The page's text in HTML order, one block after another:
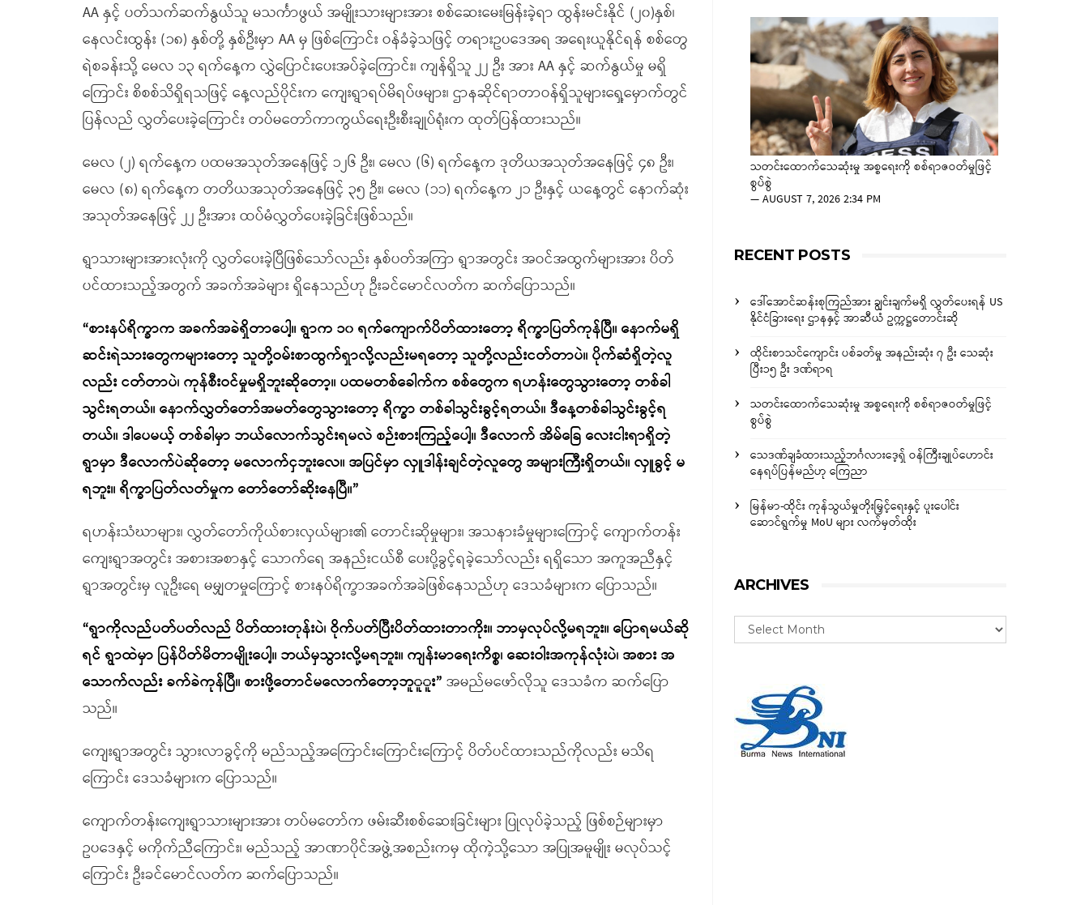
AA နှင့် ပတ်သက်ဆက်နွယ်သူ မသင်္ကာဖွယ် အမျိုးသားများအား စစ်ဆေးမေးမြန်းခဲ့ရာ ထွန်းမင်းနိုင် (၂၀)နှစ်၊
နေလင်းထွန်း (၁၈) နှစ်တို့ နှစ်ဦးမှာ AA မှ ဖြစ်ကြောင်း ဝန်ခံခဲ့သဖြင့် တရားဥပဒေအရ အရေးယူနိုင်ရန် စစ်တွေ
ရဲစခန်းသို့ မေလ ၁၃ ရက်နေ့က လွှဲပြောင်းပေးအပ်ခဲ့ကြောင်း၊ ကျန်ရှိသူ ၂၂ ဦး အား AA နှင့် ဆက်နွယ်မှု မရှိ
ကြောင်း စိစစ်သိရှိရသဖြင့် နေ့လည်ပိုင်းက ကျေးရွာရပ်မိရပ်ဖများ၊ ဌာနဆိုင်ရာတာဝန်ရှိသူများရှေ့မှောက်တွင်
ပြန်လည် လွှတ်ပေးခဲ့ကြောင်း တပ်မတော်ကာကွယ်ရေးဦးစီးချုပ်ရုံးက ထုတ်ပြန်ထားသည်။
မေလ (၂) ရက်နေ့က ပထမအသုတ်အနေဖြင့် ၁၂၆ ဦး၊ မေလ (၆) ရက်နေ့က ဒုတိယအသုတ်အနေဖြင့် ၄၈ ဦး၊
မေလ (၈) ရက်နေ့က တတိယအသုတ်အနေဖြင့် ၃၅ ဦး၊ မေလ (၁၁) ရက်နေ့က ၂၁ ဦးနှင့် ယနေ့တွင် နောက်ဆုံး
အသုတ်အနေဖြင့် ၂၂ ဦးအား ထပ်မံလွှတ်ပေးခဲ့ခြင်းဖြစ်သည်။
ရွာသားများအားလုံးကို လွှတ်ပေးခဲ့ပြီဖြစ်သော်လည်း နှစ်ပတ်အကြာ ရွာအတွင်း အဝင်အထွက်များအား ပိတ်
ပင်ထားသည့်အတွက် အခက်အခဲများ ရှိနေသည်ဟု ဦးခင်မောင်လတ်က ဆက်ပြောသည်။
“စားနပ်ရိက္ခာက အခက်အခဲရှိတာပေါ့။ ရွာက ၁၀ ရက်ကျောက်ပိတ်ထားတော့ ရိက္ခာပြတ်ကုန်ပြီ။ နောက်မရှိ
ဆင်းရဲသားတွေကများတော့ သူတို့ဝမ်းစာထွက်ရှာလို့လည်းမရတော့ သူတို့လည်းငတ်တာပဲ။ ပိုက်ဆံရှိတဲ့လူ
လည်း ငတ်တာပဲ၊ ကုန်စီးဝင်မှုမရှိဘူးဆိုတော့။ ပထမတစ်ခေါက်က စစ်တွေက ရဟန်းတွေသွားတော့ တစ်ခါ
သွင်းရတယ်။ နောက်လွှတ်တော်အမတ်တွေသွားတော့ ရိက္ခာ တစ်ခါသွင်းခွင့်ရတယ်။ ဒီနေ့တစ်ခါသွင်းခွင့်ရ
တယ်။ ဒါပေမယ့် တစ်ခါမှာ ဘယ်လောက်သွင်းရမလဲ စဉ်းစားကြည့်ပေါ့။ ဒီလောက် အိမ်ခြေ လေးငါးရာရှိတဲ့
ရွာမှာ ဒီလောက်ပဲဆိုတော့ မလောက်ငှဘူးလေ။ အပြင်မှာ လှူဒါန်းချင်တဲ့လူတွေ အများကြီးရှိတယ်။ လှူခွင့် မ
ရဘူး။ ရိက္ခာပြတ်လတ်မှုက တော်တော်ဆိုးနေပြီ။”
ရဟန်းသံဃာများ၊ လွှတ်တော်ကိုယ်စားလှယ်များ၏ တောင်းဆိုမှုများ၊ အသနားခံမှုများကြောင့် ကျောက်တန်း
ကျေးရွာအတွင်း အစားအစာနှင့် သောက်ရေ အနည်းငယ်စီ ပေးပို့ခွင့်ရခဲ့သော်လည်း ရရှိသော အကူအညီနှင့်
ရွာအတွင်းမှ လူဦးရေ မမျှတမှုကြောင့် စားနပ်ရိက္ခာအခက်အခဲဖြစ်နေသည်ဟု ဒေသခံများက ပြောသည်။
“ရွာကိုလည်ပတ်ပတ်လည် ပိတ်ထားတုန်းပဲ၊ ဝိုက်ပတ်ပြီးပိတ်ထားတာကိုး။ ဘာမှလုပ်လို့မရဘူး။ ပြောရမယ်ဆို
ရင် ရွာထဲမှာ ပြန်ပိတ်မိတာမျိုးပေါ့။ ဘယ်မှသွားလို့မရဘူး။ ကျန်းမာရေးကိစ္စ၊ ဆေးဝါးအကုန်လုံးပဲ၊ အစား အ
သောက်လည်း ခက်ခဲကုန်ပြီ။ စားဖို့တောင်မလောက်တော့ဘူူူး” အမည်မဖော်လိုသူ ဒေသခံက ဆက်ပြော
သည်။
ကျေးရွာအတွင်း သွားလာခွင့်ကို မည်သည့်အကြောင်းကြောင်းကြောင့် ပိတ်ပင်ထားသည်ကိုလည်း မသိရ
ကြောင်း ဒေသခံများက ပြောသည်။
ကျောက်တန်းကျေးရွာသားများအား တပ်မတော်က ဖမ်းဆီးစစ်ဆေးခြင်းများ ပြုလုပ်ခဲ့သည့် ဖြစ်စဉ်များမှာ
ဥပဒေနှင့် မကိုက်ညီကြောင်း၊ မည်သည့် အာဏာပိုင်အဖွဲ့အစည်းကမှ ထိုကဲ့သို့သော အပြုအမူမျိုး မလုပ်သင့်
ကြောင်း ဦးခင်မောင်လတ်က ဆက်ပြောသည်။
သတင်းထောက်သေဆုံးမှု အစ္စရေးကို စစ်ရာဇဝတ်မှုဖြင့်
စွပ်စွဲ
—AUGUST 7, 2026 2:34 PM
RECENT POSTS
ဒေါ်အောင်ဆန်းစုကြည်အား ချွင်းချက်မရှိ လွှတ်ပေးရန် US
နိုင်ငံခြားရေး ဌာနနှင့် အာဆီယံ ဥက္ကဋ္ဌတောင်းဆို
ထိုင်းစာသင်ကျောင်း ပစ်ခတ်မှု အနည်းဆုံး ၇ ဦး သေဆုံး
ပြီး၁၅ ဦး ဒဏ်ရာရ
သတင်းထောက်သေဆုံးမှု အစ္စရေးကို စစ်ရာဇဝတ်မှုဖြင့်
စွပ်စွဲ
သေဒဏ်ချခံထားသည့်ဘင်္ဂလားဒေ့ရှ် ဝန်ကြီးချုပ်ဟောင်း
နေရပ်ပြန်မည်ဟု ကြေညာ
မြန်မာ-ထိုင်း ကုန်သွယ်မှုတိုးမြှင့်ရေးနှင့် ပူးပေါင်း
ဆောင်ရွက်မှု MoU များ လက်မှတ်ထိုး
ARCHIVES